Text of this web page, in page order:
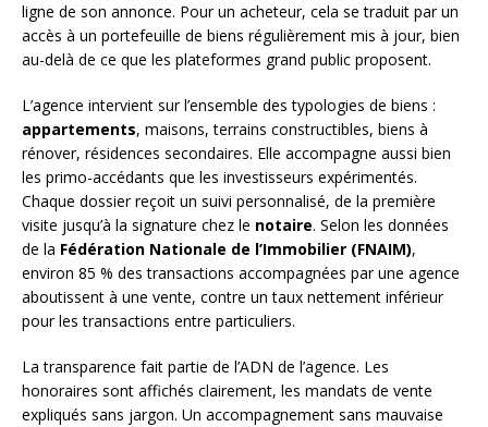
ligne de son annonce. Pour un acheteur, cela se traduit par un
accès à un portefeuille de biens régulièrement mis à jour, bien
au-delà de ce que les plateformes grand public proposent.
L’agence intervient sur l’ensemble des typologies de biens :
appartements, maisons, terrains constructibles, biens à
rénover, résidences secondaires. Elle accompagne aussi bien
les primo-accédants que les investisseurs expérimentés.
Chaque dossier reçoit un suivi personnalisé, de la première
visite jusqu’à la signature chez le notaire. Selon les données
de la Fédération Nationale de l’Immobilier (FNAIM),
environ 85 % des transactions accompagnées par une agence
aboutissent à une vente, contre un taux nettement inférieur
pour les transactions entre particuliers.
La transparence fait partie de l’ADN de l’agence. Les
honoraires sont affichés clairement, les mandats de vente
expliqués sans jargon. Un accompagnement sans mauvaise